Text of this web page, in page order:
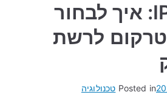
אינטרקום IP: איך לבחור
לרשת
Posted in טכנולוגיה